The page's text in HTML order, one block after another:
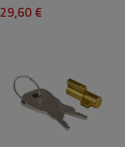
29,60 €